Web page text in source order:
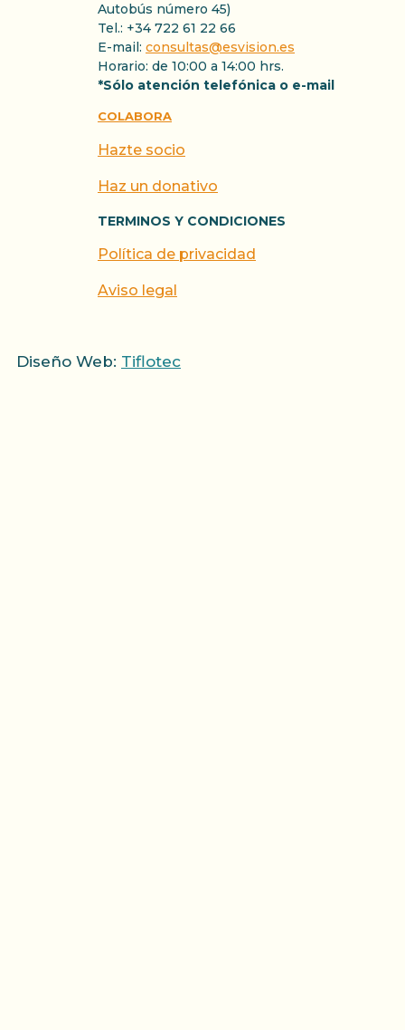
Autobús número 45)
Tel.: +34 722 61 22 66
E-mail: consultas@esvision.es
Horario: de 10:00 a 14:00 hrs.
*Sólo atención telefónica o e-mail
COLABORA
Hazte socio
Haz un donativo
TERMINOS Y CONDICIONES
Política de privacidad
Aviso legal
Diseño Web: Tiflotec